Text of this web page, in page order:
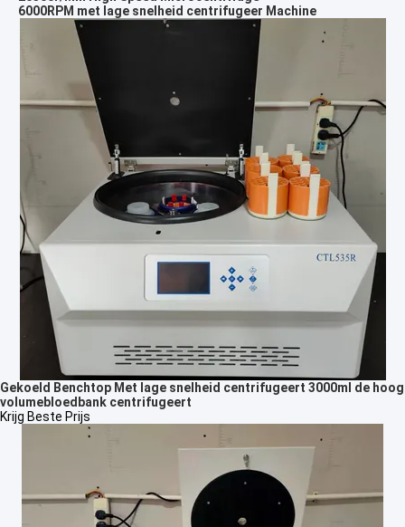
6000RPM met lage snelheid centrifugeer Machine
Gekoeld Benchtop Met lage snelheid centrifugeert 3000ml de hoog
volumebloedbank centrifugeert
Krijg Beste Prijs